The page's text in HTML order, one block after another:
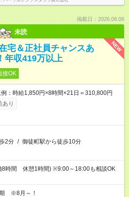
掲載日：2026.08.08
未読
NEW
宅＆正社員チャンスあ
年収419万以上
接OK
：時給1,850円×8時間×21日＝310,800円
あり
2分 / 御徒町駅から徒歩10分
8時間 休憩1時間) ※9:00～18:00も相談OK
期 ※8月～！